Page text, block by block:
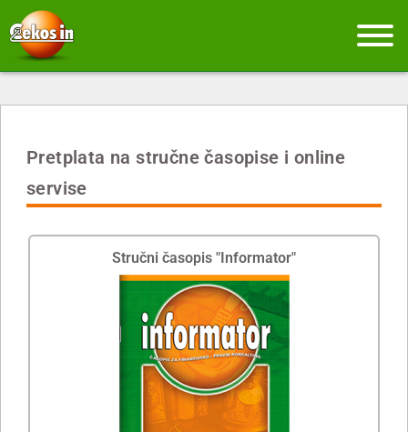
Pretplata na stručne časopise i online
servise
Stručni časopis "Informator"